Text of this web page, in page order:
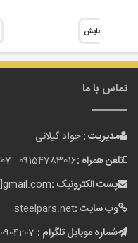
نمایش
تماس با ما
مدیریت :جواد گیلانی
تلفن همراه :09154783016 _
_
پست الکترونیک :
وب سایت :steelpars.net
شماره موبایل تلگرام :